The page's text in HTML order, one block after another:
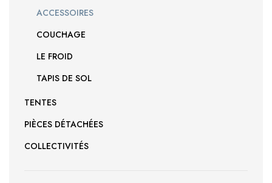
ACCESSOIRES
COUCHAGE
LE FROID
TAPIS DE SOL
TENTES
PIÈCES DÉTACHÉES
COLLECTIVITÉS